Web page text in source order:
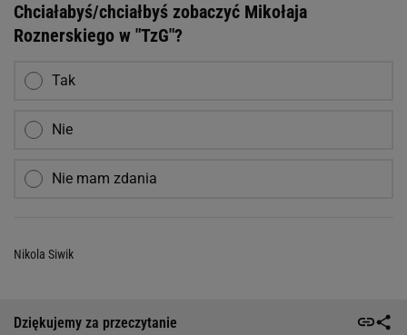
Chciałabyś/chciałbyś zobaczyć Mikołaja
Roznerskiego w "TzG"?
Tak
Nie
Nie mam zdania
Nikola Siwik
Dziękujemy za przeczytanie